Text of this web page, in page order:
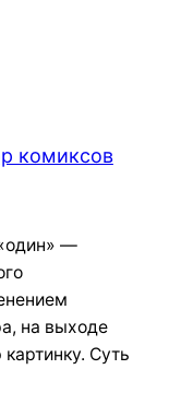
комиксов
—
на выходе
Суть